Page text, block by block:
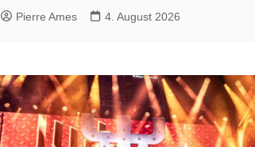
Pierre Ames 4. August 2026